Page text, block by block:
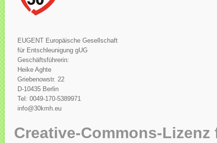
EUGENT Europäische Gesellschaft
für Entschleunigung gUG
Geschäftsführerin:
Heike Aghte
Griebenowstr. 22
D-10435 Berlin
Tel: 0049-170-5389971
info@30kmh.eu
Creative-Commons-